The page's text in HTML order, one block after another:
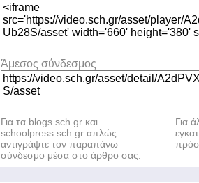
Άμεσος σύνδεσμος
Για τα blogs.sch.gr και
schoolpress.sch.gr απλώς
αντιγράψτε τον παραπάνω
σύνδεσμο μέσα στο άρθρο σας.
Για